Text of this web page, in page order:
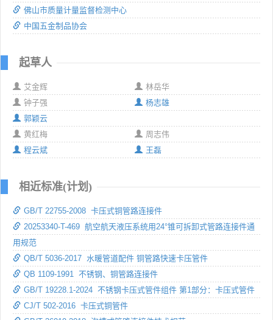
佛山市质量计量监督检测中心
中国五金制品协会
起草人
艾金辉
林岳华
钟子强
杨志雄
郭颖云
黄红梅
周志伟
程云斌
王磊
相近标准(计划)
GB/T 22755-2008 卡压式铜管路连接件
20253340-T-469 航空航天液压系统用24°锥可拆卸式管路连接件通
用规范
QB/T 5036-2017 水暖管道配件 铜管路快速卡压管件
QB 1109-1991 不锈钢、铜管路连接件
GB/T 19228.1-2024 不锈钢卡压式管件组件 第1部分：卡压式管件
CJ/T 502-2016 卡压式铜管件